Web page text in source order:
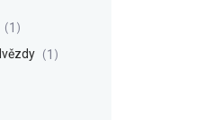
1
1